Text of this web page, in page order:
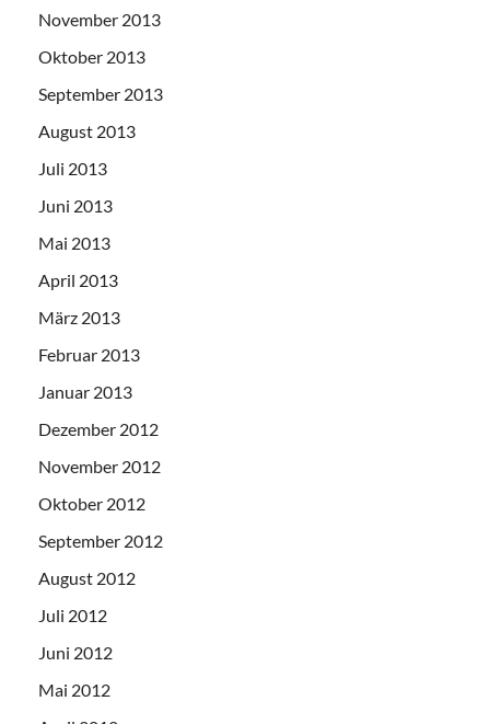
November 2013
Oktober 2013
September 2013
August 2013
Juli 2013
Juni 2013
Mai 2013
April 2013
März 2013
Februar 2013
Januar 2013
Dezember 2012
November 2012
Oktober 2012
September 2012
August 2012
Juli 2012
Juni 2012
Mai 2012